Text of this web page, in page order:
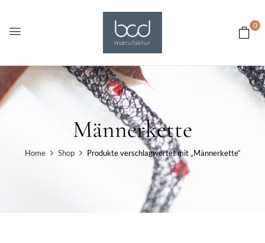
0
Männerkette
Home Shop Produkte verschlagwortet mit „Männerkette“